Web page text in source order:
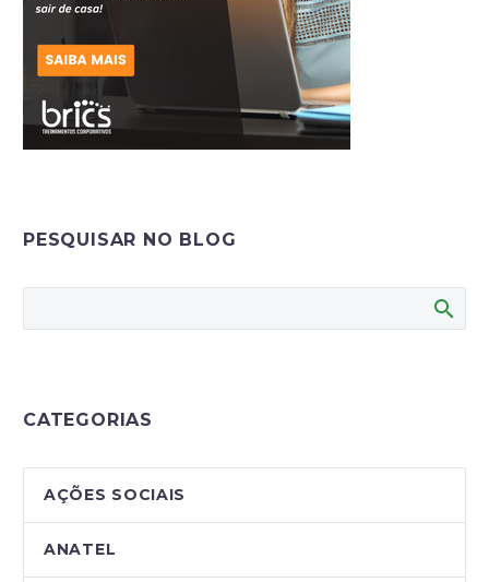
PESQUISAR NO BLOG
CATEGORIAS
AÇÕES SOCIAIS
ANATEL